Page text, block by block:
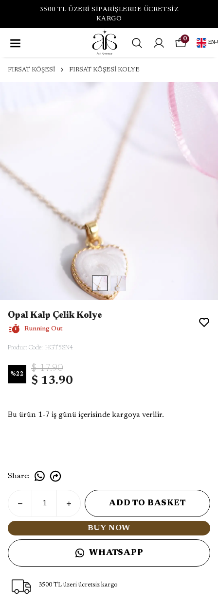
3500 TL ÜZERİ SİPARİŞLERDE ÜCRETSİZ
KARGO
0
EN -
FIRSAT KÖŞESİ FIRSAT KÖŞESİ KOLYE
Opal Kalp Çelik Kolye
Running Out
Product Code: HGT5SN4
%22
$ 17.90
$ 13.90
Bu ürün 1-7 iş günü içerisinde kargoya verilir.
Share:
ADD TO BASKET
BUY NOW
WHATSAPP
3500 TL üzeri ücretsiz kargo